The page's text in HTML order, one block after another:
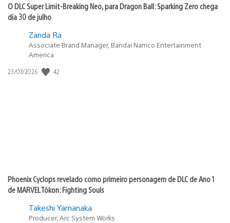
O DLC Super Limit-Breaking Neo, para Dragon Ball: Sparking Zero chega
dia 30 de julho
Zanda Ra
Associate Brand Manager, Bandai Namco Entertainment
America
Data
23/07/2026 42
Phoenix Cyclops revelado como primeiro personagem de DLC de Ano 1
de MARVEL Tōkon: Fighting Souls
Takeshi Yamanaka
Producer, Arc System Works